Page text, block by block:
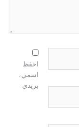
احفظ
اسمي،
بريدي